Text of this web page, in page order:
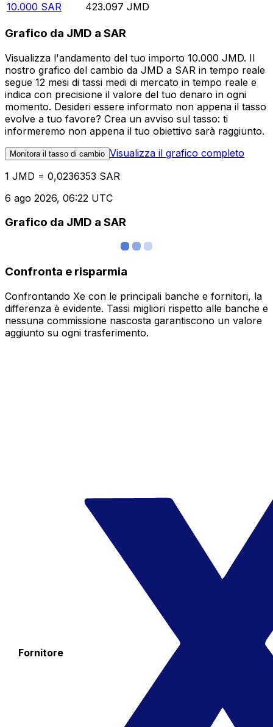
10.000 SAR 423.097 JMD
Grafico da JMD a SAR
Visualizza l'andamento del tuo importo 10.000 JMD. Il
nostro grafico del cambio da JMD a SAR in tempo reale
segue 12 mesi di tassi medi di mercato in tempo reale e
indica con precisione il valore del tuo denaro in ogni
momento. Desideri essere informato non appena il tasso
evolve a tuo favore? Crea un avviso sul tasso: ti
informeremo non appena il tuo obiettivo sarà raggiunto.
Monitora il tasso di cambio Visualizza il grafico completo
1 JMD = 0,0236353 SAR
6 ago 2026, 06:22 UTC
Grafico da JMD a SAR
Confronta e risparmia
Confrontando Xe con le principali banche e fornitori, la
differenza è evidente. Tassi migliori rispetto alle banche e
nessuna commissione nascosta garantiscono un valore
aggiunto su ogni trasferimento.
Fornitore